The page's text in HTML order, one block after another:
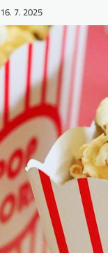
16. 7. 2025